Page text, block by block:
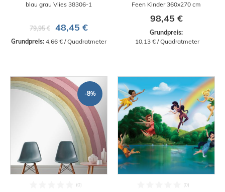
blau grau Vlies 38306-1
79,95 € 48,45 €
Grundpreis: 4,66 € / Quadratmeter
Feen Kinder 360x270 cm
98,45 €
Grundpreis:
10,13 € / Quadratmeter
-8%